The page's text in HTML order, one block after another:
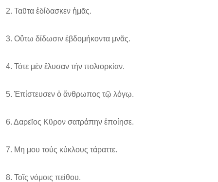
2. Ταῦτα ἐδίδασκεν ἡμᾶς.
3. Οὓτω δίδωσιν ἐβδομήκοντα μνᾶς.
4. Τότε μέν ἒλυσαν τήν πολιορκίαν.
5. Ἐπίστευσεν ὁ ἄνθρωπος τῷ λόγῳ.
6. Δαρεῖος Κῦρον σατράπην ἐποίησε.
7. Μη μου τούς κύκλους τάραττε.
8. Τοῖς νόμοις πείθου.